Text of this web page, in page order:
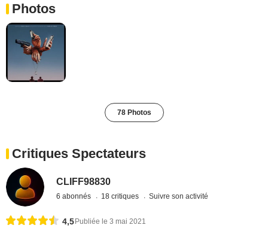
Photos
78 Photos
Critiques Spectateurs
CLIFF98830
6 abonnés 18 critiques Suivre son activité
4,5Publiée le 3 mai 2021